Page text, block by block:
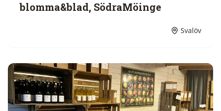
blomma&blad, SödraMöinge
Svalöv